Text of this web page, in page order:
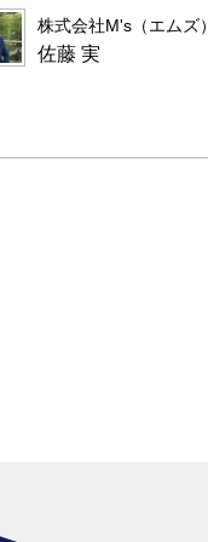
株式会社M's（エム
佐藤 実